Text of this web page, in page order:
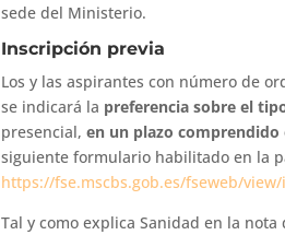
sede del Ministerio.
Inscripción previa
Los y las aspirantes con número de
se indicará la preferencia sobre el
presencial,en un plazo comprendido
siguiente formulario habilitado en la
https://fse.mscbs.gob.es/fseweb/
Tal y como explica Sanidad en la